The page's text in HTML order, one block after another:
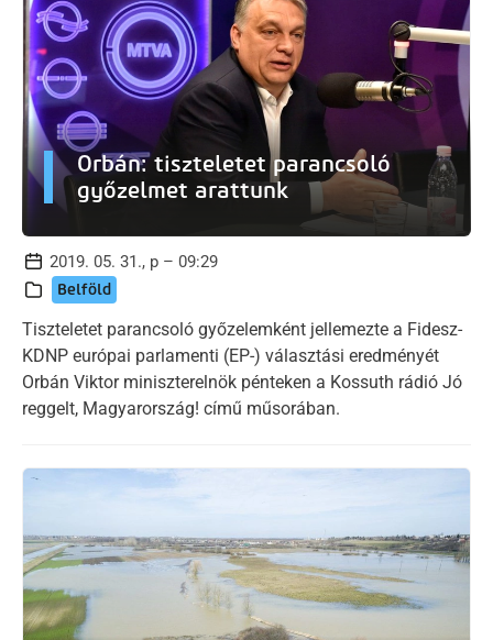
Orbán: tiszteletet parancsoló
győzelmet arattunk
2019. 05. 31., p – 09:29
Belföld
Tiszteletet parancsoló győzelemként jellemezte a Fidesz-
KDNP európai parlamenti (EP-) választási eredményét
Orbán Viktor miniszterelnök pénteken a Kossuth rádió Jó
reggelt, Magyarország! című műsorában.